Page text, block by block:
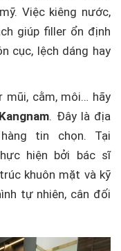
Việc kiêng nước,
giúp filler ổn định
cục, lệch dáng hay
mũi, cằm, môi… hãy
. Đây là địa
tin chọn. Tại
hiện bởi bác sĩ
khuôn mặt và kỹ
tự nhiên, cân đối